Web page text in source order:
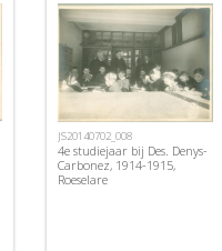
JS20140702_008
4e studiejaar bij Des. Denys-
Carbonez, 1914-1915,
Roeselare